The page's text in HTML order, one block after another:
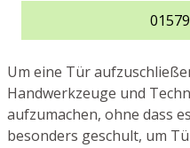
Um eine Tür
Handwerkzeuge und
aufzumachen, ohne dass
besonders geschult, um